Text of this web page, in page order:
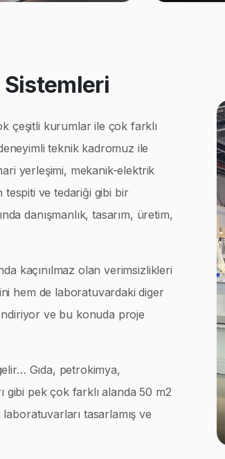
çeşitli kurumlar ile çok farklı
teknik kadromuz ile
yerleşimi, mekanik-elektrik
tespiti ve tedariği gibi bir
danışmanlık, tasarım, üretim,
kaçınılmaz olan verimsizlikleri
hem de laboratuvardaki diger
ve bu konuda proje
Gıda, petrokimya,
gibi pek çok farklı alanda 50 m2
tasarlamış ve